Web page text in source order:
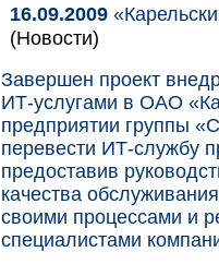
16.09.2009
(Новости)
Завершен проект
ИТ-услугами в ОАО
предприятии группы
перевести ИТ-службу
предоставив
качества
своими процессами и
специалистами